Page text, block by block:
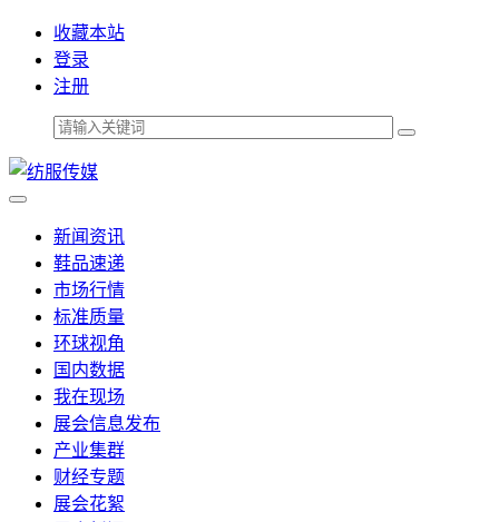
收藏本站
登录
注册
新闻资讯
鞋品速递
市场行情
标准质量
环球视角
国内数据
我在现场
展会信息发布
产业集群
财经专题
展会花絮